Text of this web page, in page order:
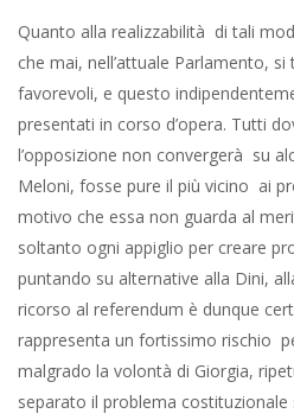
Quanto alla realizzabilità di tali
che mai, nell’attuale Parlamento,
favorevoli, e questo
presentati in corso d’opera. Tutti
l’opposizione non convergerà su
Meloni, fosse pure il più vicino ai
motivo che essa non guarda al
soltanto ogni appiglio per creare
puntando su alternative alla Dini,
ricorso al referendum è dunque
rappresenta un fortissimo rischio
malgrado la volontà di Giorgia,
separato il problema